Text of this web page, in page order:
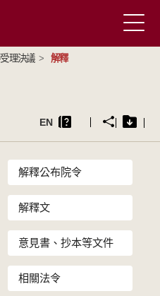
理決議 > 解釋
EN
解釋公布院令
解釋文
意見書、抄本等文件
相關法令